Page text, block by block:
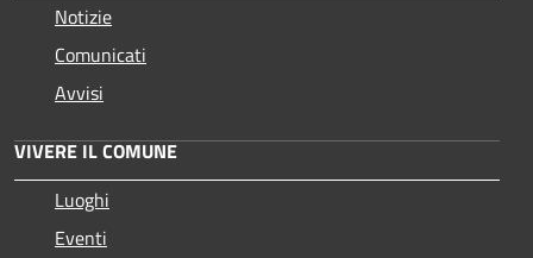
Notizie
Comunicati
Avvisi
VIVERE IL COMUNE
Luoghi
Eventi